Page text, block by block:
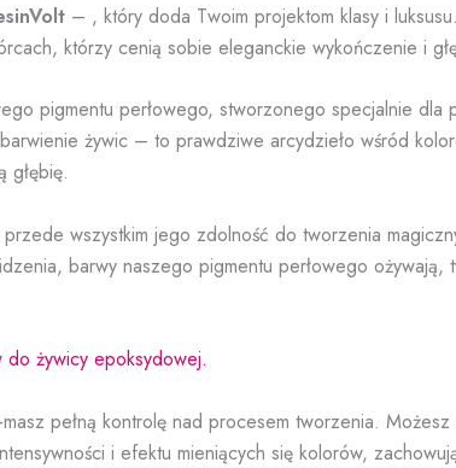
– , który doda Twoim projektom klasy i
którzy cenią sobie eleganckie wykończenie i
pigmentu perłowego, stworzonego specjalnie dla
żywic – to prawdziwe arcydzieło wśród
głębię.
wszystkim jego zdolność do tworzenia
barwy naszego pigmentu perłowego ożywają,
żywicy epoksydowej.
pełną kontrolę nad procesem tworzenia.
i efektu mieniących się kolorów,